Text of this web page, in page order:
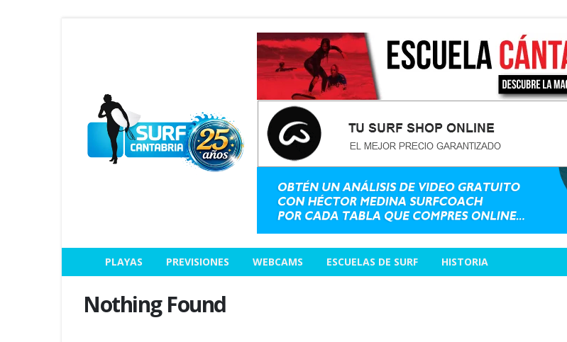
PLAYAS PREVISIONES WEBCAMS ESCUELAS DE SURF HISTORIA
Nothing Found